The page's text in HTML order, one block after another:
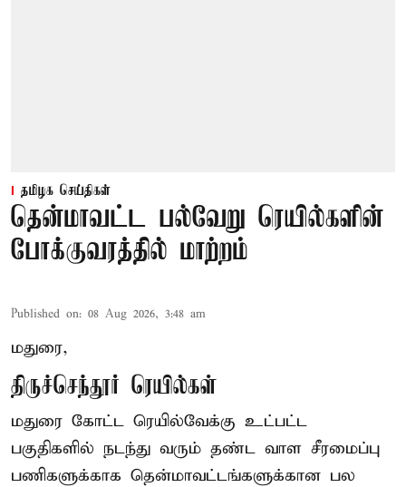
தமிழக செய்திகள்
தென்மாவட்ட பல்வேறு ரெயில்களின்
போக்குவரத்தில் மாற்றம்
Published on: 08 Aug 2026, 3:48 am
மதுரை,
திருச்செந்தூர் ரெயில்கள்
மதுரை கோட்ட ரெயில்வேக்கு உட்பட்ட
பகுதிகளில் நடந்து வரும் தண்ட வாள சீரமைப்பு
பணிகளுக்காக தென்மாவட்டங்களுக்கான பல